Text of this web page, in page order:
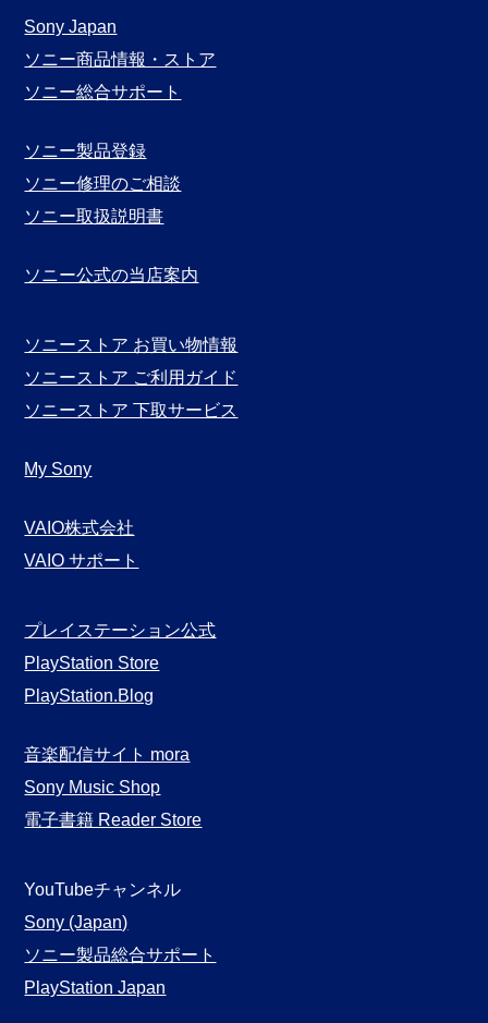
月
別
表
Sony Japan
ソニー商品情報・ストア
ソニー総合サポート
ソニー製品登録
ソニー修理のご相談
ソニー取扱説明書
ソニー公式の当店案内
ソニーストア お買い物情報
ソニーストア ご利用ガイド
ソニーストア 下取サービス
My Sony
VAIO株式会社
VAIO サポート
プレイステーション公式
PlayStation Store
PlayStation.Blog
音楽配信サイト mora
Sony Music Shop
電子書籍 Reader Store
YouTubeチャンネル
Sony (Japan)
ソニー製品総合サポート
PlayStation Japan